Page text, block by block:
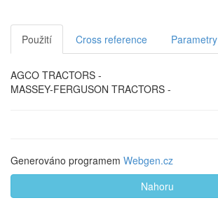
Použití Cross reference Parametry
AGCO TRACTORS -
MASSEY-FERGUSON TRACTORS -
Generováno programem Webgen.cz
Nahoru